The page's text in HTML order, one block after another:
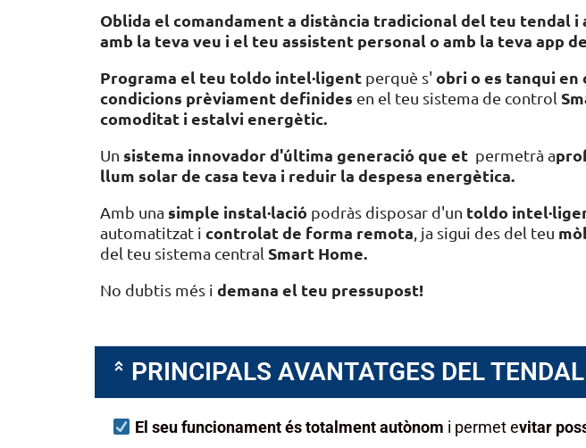
Oblida el comandament a distància tradicional del teu tendal
amb la teva veu i el teu assistent personal o amb la teva app
Programa el teu toldo intel·ligent perquè s' obri o es tanqui en
condicions prèviament definides en el teu sistema de control
comoditat i estalvi energètic.
Un sistema innovador d'última generació que et permetrà a
llum solar de casa teva i reduir la despesa energètica.
Amb una simple instal·lació podràs disposar d'un toldo
automatitzat i controlat de forma remota , ja sigui des del teu
del teu sistema central Smart Home.
No dubtis més i demana el teu pressupost!
PRINCIPALS AVANTATGES DEL
El seu funcionament és totalment autònom i permet evitar